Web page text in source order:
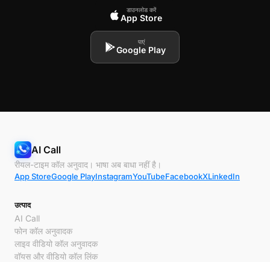
डाउनलोड करें
App Store
पाएं
Google Play
AI Call
रीयल-टाइम कॉल अनुवाद। भाषा अब बाधा नहीं है।
App StoreGoogle PlayInstagramYouTubeFacebookXLinkedIn
उत्पाद
AI Call
फोन कॉल अनुवादक
लाइव वीडियो कॉल अनुवादक
वॉयस और वीडियो कॉल लिंक